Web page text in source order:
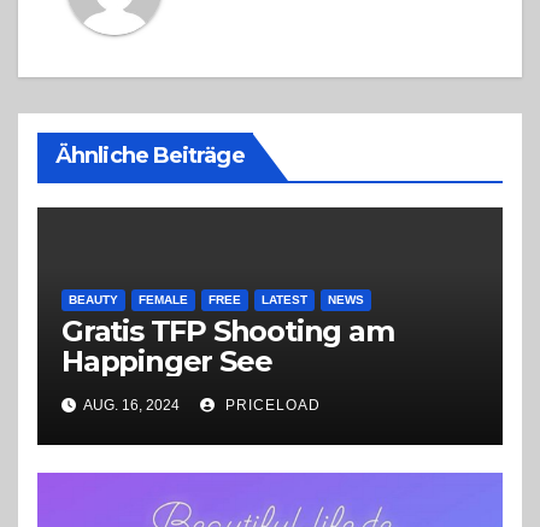
Ähnliche Beiträge
BEAUTY FEMALE FREE LATEST NEWS
Gratis TFP Shooting am
Happinger See
AUG. 16, 2024 PRICELOAD